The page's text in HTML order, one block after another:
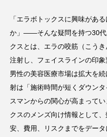
「エラボトックスに興味があ
か」——そんな疑問を持つ30代
クスとは、エラの咬筋（こう
注射し、フェイスラインの印
男性の美容医療市場は拡大を
射は「施術時間が短くダウン
スマンからの関心が高まって
クスのメンズ向け情報として
安、費用、リスクまでをデー